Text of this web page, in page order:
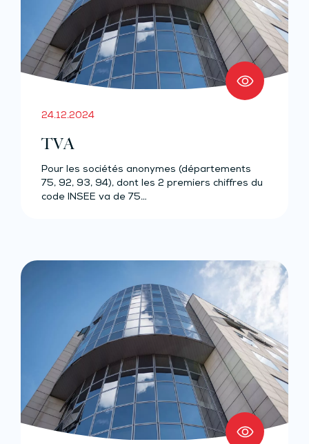
24.12.2024
TVA
Pour les sociétés anonymes (départements
75, 92, 93, 94), dont les 2 premiers chiffres du
code INSEE va de 75…